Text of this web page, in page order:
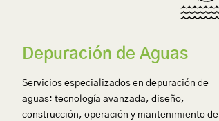
Depuración de Aguas
Servicios especializados en depuración de
aguas: tecnología avanzada, diseño,
construcción, operación y mantenimiento de